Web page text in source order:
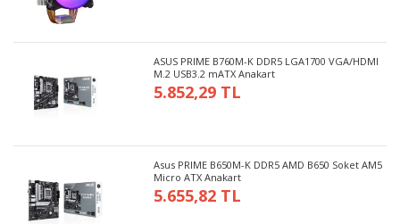
ASUS PRIME B760M-K DDR5 LGA1700 VGA/HDMI
M.2 USB3.2 mATX Anakart
5.852,29 TL
Asus PRIME B650M-K DDR5 AMD B650 Soket AM5
Micro ATX Anakart
5.655,82 TL